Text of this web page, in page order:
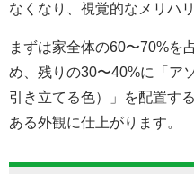
なくなり、視覚的なメリハ
まずは家全体の60〜70%を
め、残りの30〜40%に「ア
引き立てる色）」を配置す
ある外観に仕上がります。